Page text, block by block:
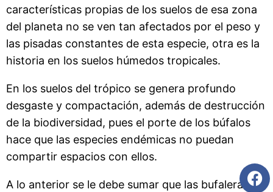
características propias de los suelos de esa zona
del planeta no se ven tan afectados por el peso y
las pisadas constantes de esta especie, otra es la
historia en los suelos húmedos tropicales.
En los suelos del trópico se genera profundo
desgaste y compactación, además de destrucción
de la biodiversidad, pues el porte de los búfalos
hace que las especies endémicas no puedan
compartir espacios con ellos.
A lo anterior se le debe sumar que las bufaleras